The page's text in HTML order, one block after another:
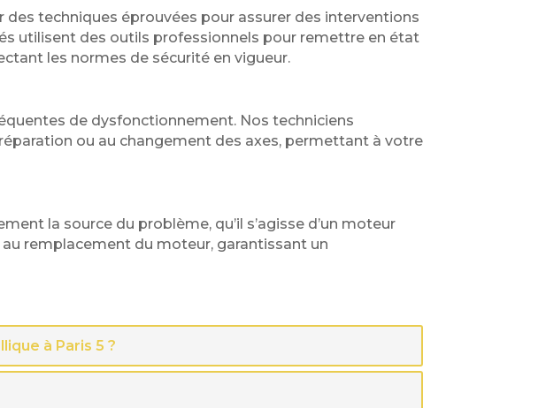
des techniques éprouvées pour assurer des interventions
utilisent des outils professionnels pour remettre en état
les normes de sécurité en vigueur.
de dysfonctionnement. Nos techniciens
ou au changement des axes, permettant à votre
la source du problème, qu’il s’agisse d’un moteur
remplacement du moteur, garantissant un
à Paris 5 ?